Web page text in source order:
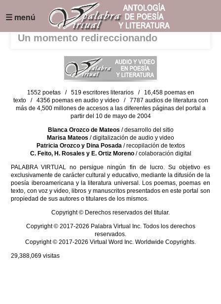
☰ menú
Un momento redireccionando
1552 poetas / 519 escritores literarios / 16,458 poemas en
texto / 4356 poemas en audio y video / 7787 audios de literatura con
más de 4,500 millones de accesos a las diferentes páginas del portal a
partir del 10 de mayo de 2004
Blanca Orozco de Mateos / desarrollo del sitio
Marisa Mateos / digitalización de audio y video
Patricia Orozco y Dina Posada/ recopilación de textos
C. Feito, H. Rosales y E. Ortiz Moreno/ colaboración digital
PALABRA VIRTUAL no persigue ningún fin de lucro. Su objetivo es
exclusivamente de carácter cultural y educativo, mediante la difusión de la
poesía iberoamericana y la literatura universal. Los poemas, poemas en
texto, con voz y video, libros y manuscritos presentados en este portal son
propiedad de sus autores o titulares de los mismos.
Copyright © Derechos reservados del titular.
Copyright © 2017-2026 Palabra Virtual Inc. Todos los derechos
reservados.
Copyright © 2017-2026 Virtual Word Inc. Worldwide Copyrights.
29,388,069 visitas